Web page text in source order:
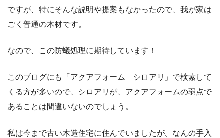
ですが、特にそんな説明や提案もなかったので、我が家は
ごく普通の木材です。
なので、この防蟻処理に期待しています！
このブログにも「アクアフォーム シロアリ」で検索して
くる方が多いので、シロアリが、アクアフォームの弱点で
あることは間違いないのでしょう。
私は今まで古い木造住宅に住んでいましたが、なんの手入